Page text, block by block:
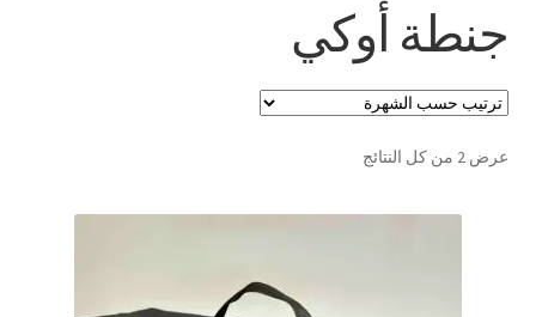
حسابي
الدفع
تواصل معنا
العربية
جنطة أوكي
عرض ⁦2⁩ من كل النتائج
تم